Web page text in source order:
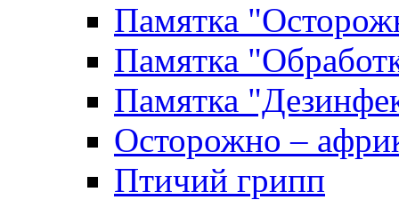
Памятка
Памятка
Памятка
Осторожно –
Птичий грипп